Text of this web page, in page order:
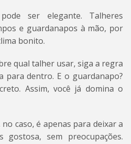
ser elegante. Talheres
e guardanapos à mão, por
bonito.
qual talher usar, siga a regra
para dentro. E o guardanapo?
Assim, você já domina o
caso, é apenas para deixar a
gostosa, sem preocupações.